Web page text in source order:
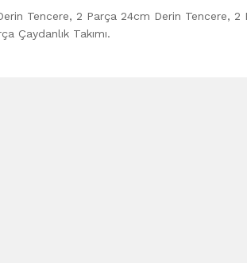
Tencere, 2 Parça 24cm Derin Tencere, 2
Çaydanlık Takımı.